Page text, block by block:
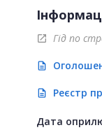
open_in_new Гід по
description
description Реєстр
Дата